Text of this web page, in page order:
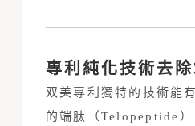
專利純化技術去
双美專利獨特的技術能
的端肽（Telopeptide）